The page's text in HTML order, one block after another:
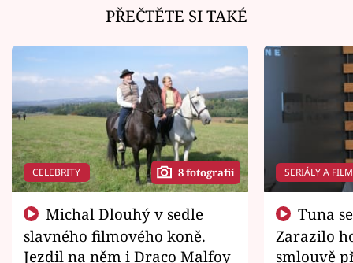
PŘEČTĚTE SI TAKÉ
CELEBRITY 8 fotografií
slavného filmového koně.
Jezdil na něm i Draco Malfoy
SERIÁLY A
Zarazilo
smlouvě